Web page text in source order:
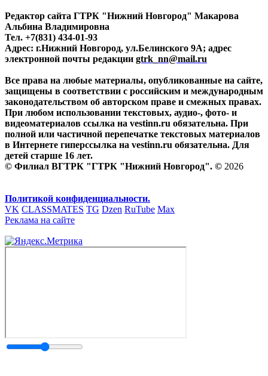
Редактор сайта ГТРК "Нижний Новгород" Макарова
Альбина Владимировна
Тел. +7(831) 434-01-93
Адрес: г.Нижний Новгород, ул.Белинского 9А; адрес
электронной почты редакции gtrk_nn@mail.ru
Все права на любые материалы, опубликованные на сайте,
защищены в соответствии с российским и международным
законодательством об авторском праве и смежных правах.
При любом использовании текстовых, аудио-, фото- и
видеоматериалов ссылка на vestinn.ru обязательна. При
полной или частичной перепечатке текстовых материалов
в Интернете гиперссылка на vestinn.ru обязательна. Для
детей старше 16 лет.
© Филиал ВГТРК "ГТРК "Нижний Новгород". © 2026
Политикой конфиденциальности.
VK CLASSMATES TG Dzen RuTube Max
Реклама на сайте